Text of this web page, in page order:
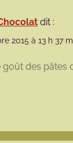
dit :
2015 à 13 h 37
goût des pâtes